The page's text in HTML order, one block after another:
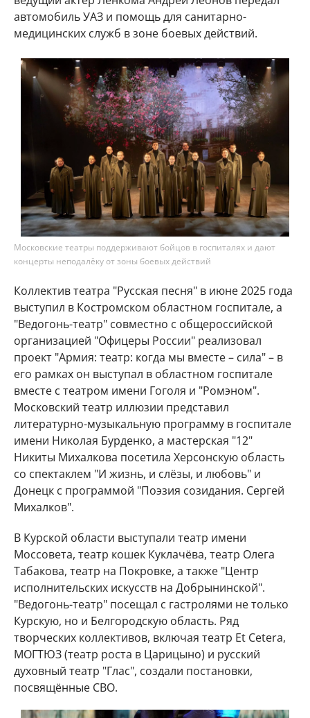
автомобиль УАЗ и помощь для санитарно-
медицинских служб в зоне боевых действий.
Московские театры поддерживают бойцов в госпиталях и дают
концерты неподалёку от зоны боевых действий
Коллектив театра "Русская песня" в июне 2025 года
выступил в Костромском областном госпитале, а
"Ведогонь-театр" совместно с общероссийской
организацией "Офицеры России" реализовал
проект "Армия: театр: когда мы вместе – сила" – в
его рамках он выступал в областном госпитале
вместе с театром имени Гоголя и "Ромэном".
Московский театр иллюзии представил
литературно-музыкальную программу в госпитале
имени Николая Бурденко, а мастерская "12"
Никиты Михалкова посетила Херсонскую область
со спектаклем "И жизнь, и слёзы, и любовь" и
Донецк с программой "Поэзия созидания. Сергей
Михалков".
В Курской области выступали театр имени
Моссовета, театр кошек Куклачёва, театр Олега
Табакова, театр на Покровке, а также "Центр
исполнительских искусств на Добрынинской".
"Ведогонь-театр" посещал с гастролями не только
Курскую, но и Белгородскую область. Ряд
творческих коллективов, включая театр Et Cetera,
МОГТЮЗ (театр роста в Царицыно) и русский
духовный театр "Глас", создали постановки,
посвящённые СВО.